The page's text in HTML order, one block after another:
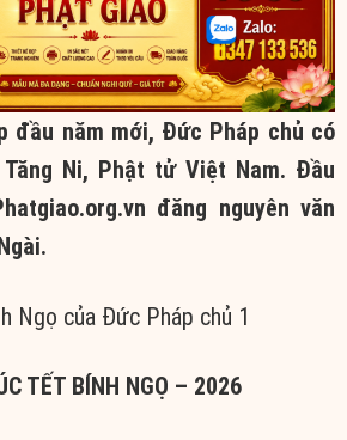
đầu năm mới, Đức Pháp chủ có
Ni, Phật tử Việt Nam. Đầu
đăng nguyên văn
TẾT BÍNH NGỌ – 2026